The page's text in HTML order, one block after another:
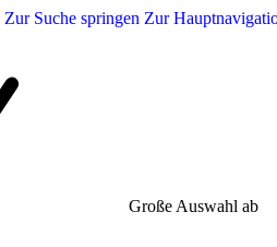
Zur Suche springen Zur
Große Auswahl ab